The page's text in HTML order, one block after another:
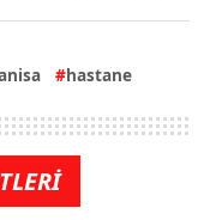
hastane